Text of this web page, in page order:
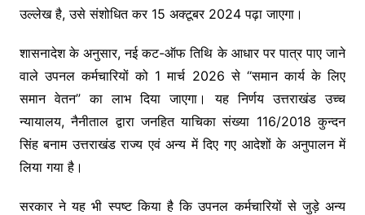
उल्लेख है, उसे संशोधित कर 15 अक्टूबर 2024 पढ़ा जाएगा।
शासनादेश के अनुसार, नई कट-ऑफ तिथि के आधार पर पात्र पाए जाने
वाले उपनल कर्मचारियों को 1 मार्च 2026 से “समान कार्य के लिए
समान वेतन” का लाभ दिया जाएगा। यह निर्णय उत्तराखंड उच्च
न्यायालय, नैनीताल द्वारा जनहित याचिका संख्या 116/2018 कुन्दन
सिंह बनाम उत्तराखंड राज्य एवं अन्य में दिए गए आदेशों के अनुपालन में
लिया गया है।
सरकार ने यह भी स्पष्ट किया है कि उपनल कर्मचारियों से जुड़े अन्य